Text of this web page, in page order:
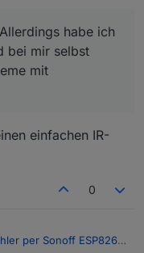
habe ich
bei mir selbst
mit
einfachen IR-
0
per Sonoff ESP8266